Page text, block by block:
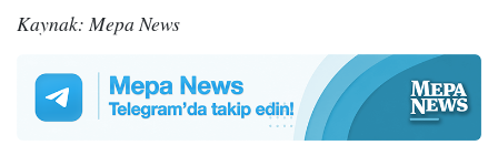
Kaynak: Mepa News